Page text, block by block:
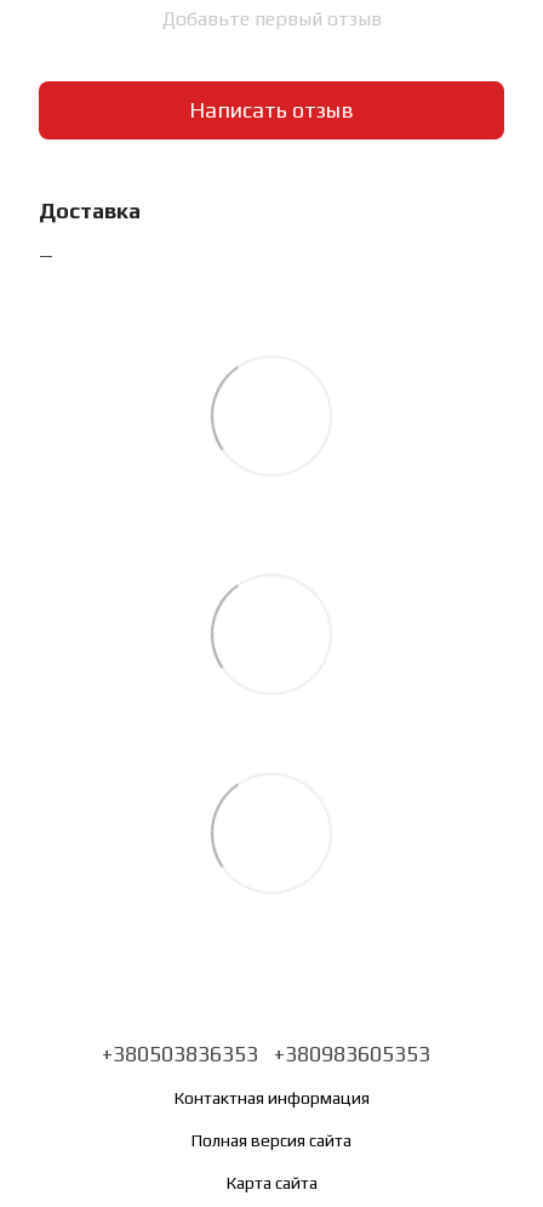
Добавьте первый отзыв
Написать отзыв
Доставка
+380503836353 +380983605353
Контактная информация
Полная версия сайта
Карта сайта